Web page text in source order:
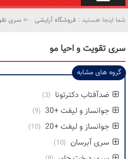
شما اینجا هستید : فروشگاه آرایشی -> سری
سری تقویت و احیا مو
گروه های مشابه
ضدآفتاب دکترتونا (3)
جوانساز و لیفت +30 (9)
جوانساز و لیفت +20 (10)
سری آبرسان (10)